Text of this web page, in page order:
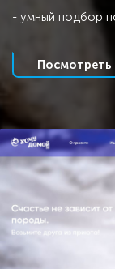
- умный подбор
Посмотреть